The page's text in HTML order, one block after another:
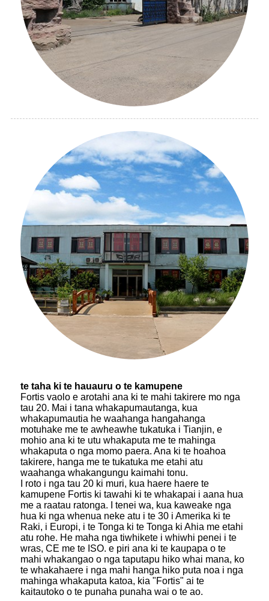
te taha ki te hauauru o te kamupene
Fortis vaolo e arotahi ana ki te mahi takirere mo nga
tau 20. Mai i tana whakapumautanga, kua
whakapumautia he waahanga hangahanga
motuhake me te awheawhe tukatuka i Tianjin, e
mohio ana ki te utu whakaputa me te mahinga
whakaputa o nga momo paera. Ana ki te hoahoa
takirere, hanga me te tukatuka me etahi atu
waahanga whakangungu kaimahi tonu.
I roto i nga tau 20 ki muri, kua haere haere te
kamupene Fortis ki tawahi ki te whakapai i aana hua
me a raatau ratonga. I tenei wa, kua kaweake nga
hua ki nga whenua neke atu i te 30 i Amerika ki te
Raki, i Europi, i te Tonga ki te Tonga ki Ahia me etahi
atu rohe. He maha nga tiwhikete i whiwhi penei i te
wras, CE me te ISO. e piri ana ki te kaupapa o te
mahi whakangao o nga taputapu hiko whai mana, ko
te whakahaere i nga mahi hanga hiko puta noa i nga
mahinga whakaputa katoa, kia "Fortis" ai te
kaitautoko o te punaha punaha wai o te ao.